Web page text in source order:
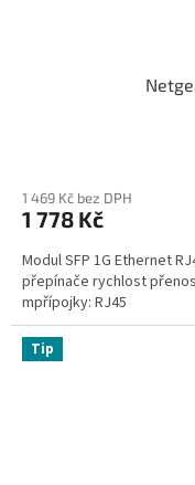
1 469 Kč bez DPH
1 778 Kč
Modul SFP 1G Ethernet
přepínače rychlost
mpřípojky: RJ45
Tip